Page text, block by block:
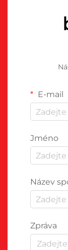
E-mail
Jméno
Název
Zpráva